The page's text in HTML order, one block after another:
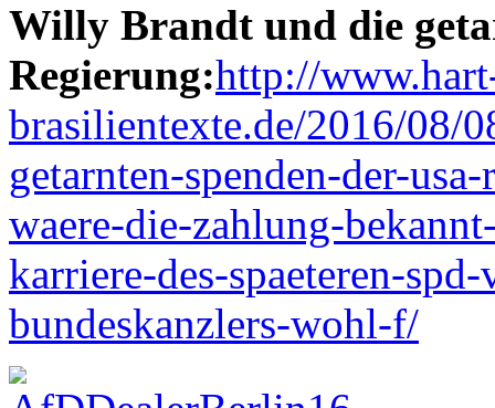
Willy Brandt und die
Regierung:http://
brasilientexte.de/2016/08/
getarnten-spenden-der-
waere-die-zahlung-
karriere-des-spaeteren-
bundeskanzlers-wohl-f/